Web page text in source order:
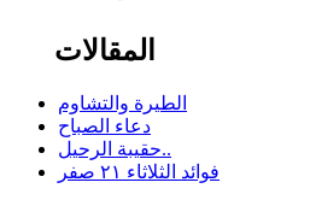
المقالات
الطيرة والتشاوم
دعاء الصباح
حقيبة الرحيل..
فوائد الثلاثاء ٢١ صفر